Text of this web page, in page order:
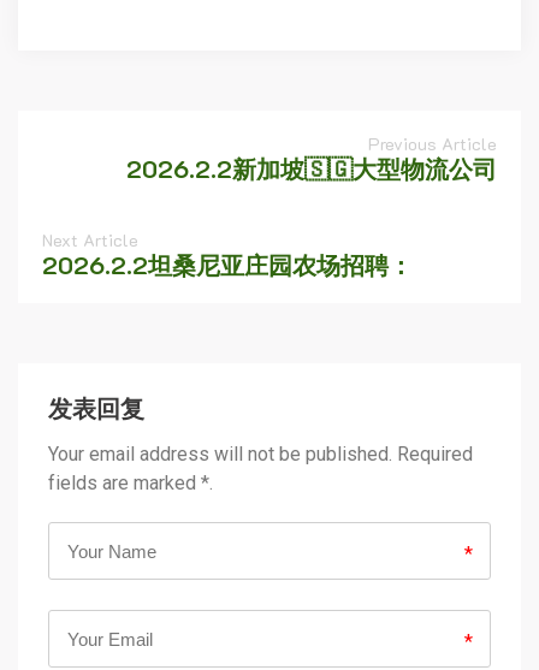
Previous Article
2026.2.2新加坡🇸🇬大型物流公司
Next Article
2026.2.2坦桑尼亚庄园农场招聘：
发表回复
Your email address will not be published. Required
fields are marked *.
*
*